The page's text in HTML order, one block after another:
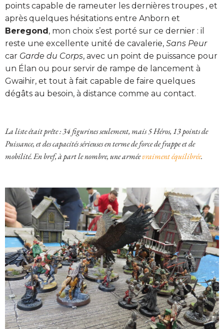
points capable de rameuter les dernières troupes , et
après quelques hésitations entre Anborn et
Beregond, mon choix s’est porté sur ce dernier : il
reste une excellente unité de cavalerie, Sans Peur
car Garde du Corps, avec un point de puissance pour
un Élan ou pour servir de rampe de lancement à
Gwaihir, et tout à fait capable de faire quelques
dégâts au besoin, à distance comme au contact.
La liste était prête : 34 figurines seulement, mais 5 Héros, 13 points de
Puissance, et des capacités sérieuses en terme de force de frappe et de
mobilité. En bref, à part le nombre, une arméevraiment équilibrée.